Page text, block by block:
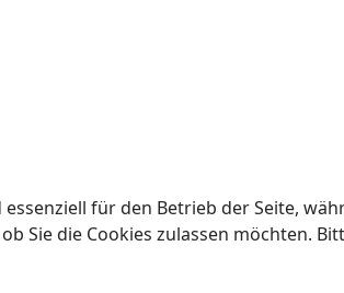
für den Betrieb der Seite,
Sie die Cookies zulassen möchten.